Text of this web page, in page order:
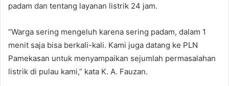
padam dan tentang layanan listrik 24 jam.
“Warga sering mengeluh karena sering padam, dalam 1
menit saja bisa berkali-kali. Kami juga datang ke PLN
Pamekasan untuk menyampaikan sejumlah permasalahan
listrik di pulau kami,” kata K. A. Fauzan.